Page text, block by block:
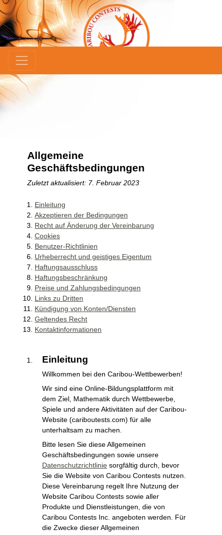
Allgemeine
Geschäftsbedingungen
Zuletzt aktualisiert: 7. Februar 2023
Einleitung
Akzeptieren der Bedingungen
Recht auf Änderung der Vereinbarung
Cookies
Benutzer-Richtlinien
Urheberrecht und geistiges Eigentum
Haftungsausschluss
Haftungsbeschränkung
Preise und Zahlungsbedingungen
Links zu Dritten
Kündigung von Konten/Diensten
Geltendes Recht
Kontaktinformationen
Einleitung
Willkommen bei den Caribou-Wettbewerben!
Wir sind eine Online-Bildungsplattform mit
dem Ziel, Mathematik durch Wettbewerbe,
Spiele und andere Aktivitäten auf der Caribou-
Website (cariboutests.com) für alle
unterhaltsam zu machen.
Bitte lesen Sie diese Allgemeinen
Geschäftsbedingungen sowie unsere
Datenschutzrichtlinie sorgfältig durch, bevor
Sie die Website von Caribou Contests nutzen.
Diese Vereinbarung regelt Ihre Nutzung der
Website Caribou Contests sowie aller
Produkte und Dienstleistungen, die von
Caribou Contests Inc. angeboten werden. Für
die Zwecke dieser Allgemeinen